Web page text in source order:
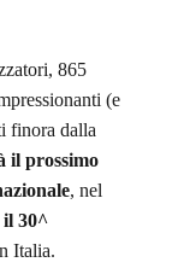
865
(e
finora dalla
il prossimo
, nel
il 30^
Italia.